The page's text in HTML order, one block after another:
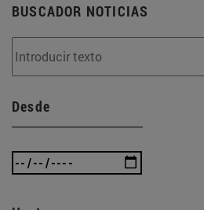
BUSCADOR NOTICIAS
Desde